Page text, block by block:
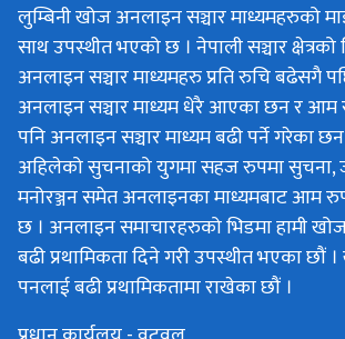
लुम्बिनी खोज अनलाइन सञ्चार माध्यमहरुको
साथ उपस्थीत भएको छ । नेपाली सञ्चार
अनलाइन सञ्चार माध्यमहरु प्रति रुचि बढेसगै
अनलाइन सञ्चार माध्यम धेरै आएका छन र आम
पनि अनलाइन सञ्चार माध्यम बढी पर्ने गरेका
अहिलेको सुचनाको युगमा सहज रुपमा सुचना,
मनोरञ्जन समेत अनलाइनका माध्यमबाट आम
छ । अनलाइन समाचारहरुको भिडमा हामी
बढी प्रथामिकता दिने गरी उपस्थीत भएका छौं
पनलाई बढी प्रथामिकतामा राखेका छौं ।